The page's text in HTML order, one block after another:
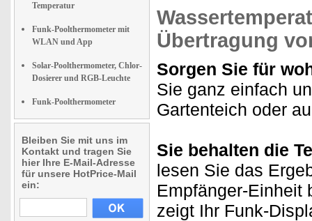
Temperatur
Funk-Poolthermometer mit
WLAN und App
Solar-Poolthermometer, Chlor-
Dosierer und RGB-Leuchte
Funk-Poolthermometer
Bleiben Sie mit uns im
Kontakt und tragen Sie
hier Ihre E-Mail-Adresse
für unsere HotPrice-Mail
ein:
Übertragung
Sorgen Sie für
Sie ganz einfach
Gartenteich oder
Sie behalten die
lesen Sie das
Empfänger-Einheit
zeigt Ihr Funk-